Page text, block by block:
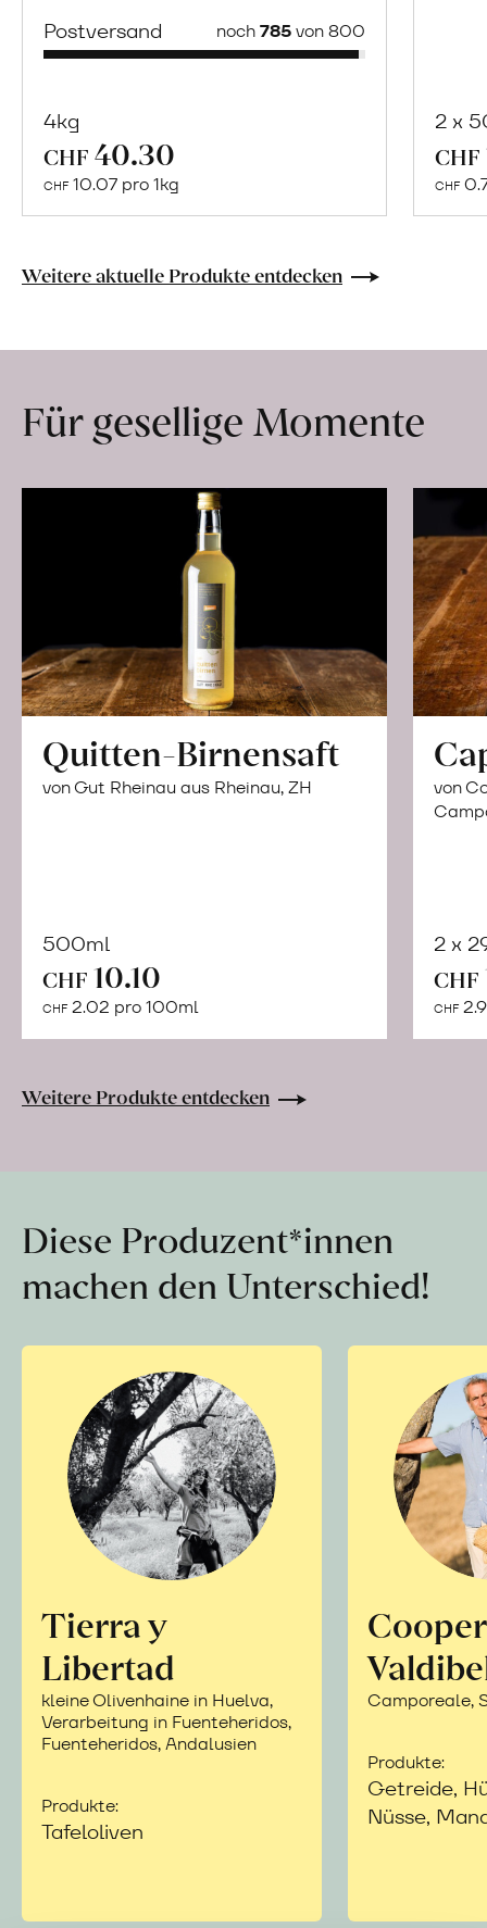
Postversand noch785von 800
4kg
CHF 40.30
CHF 10.07 pro 1kg
Naturbelassene
Lebensmittel
Hof
erfahren
2 x
CHF
CHF
Weitere aktuelle Produkte entdecken
Für gesellige Momente
Quitten-Birnensaft
von Gut Rheinau aus Rheinau, ZH
500ml
CHF 10.10
CHF 2.02 pro 100ml
Warenkorb
von
2 x
CHF
CHF
Weitere Produkte entdecken
Diese Produzent*innen
machen den Unterschied!
Tierra y
Libertad
kleine Olivenhaine in Huelva,
Verarbeitung in Fuenteheridos,
Fuenteheridos, Andalusien
Produkte:
Tafeloliven
Camporeale,
Produkte:
Getreide,
Nüsse,